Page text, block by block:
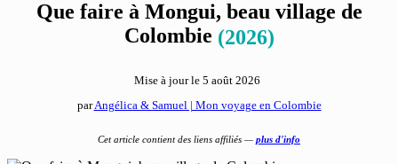
Que faire à Mongui, beau village de
Colombie (2026)
Mise à jour le 5 août 2026
parAngélica & Samuel | Mon voyage en Colombie
Cet article contient des liens affiliés — plus d'info